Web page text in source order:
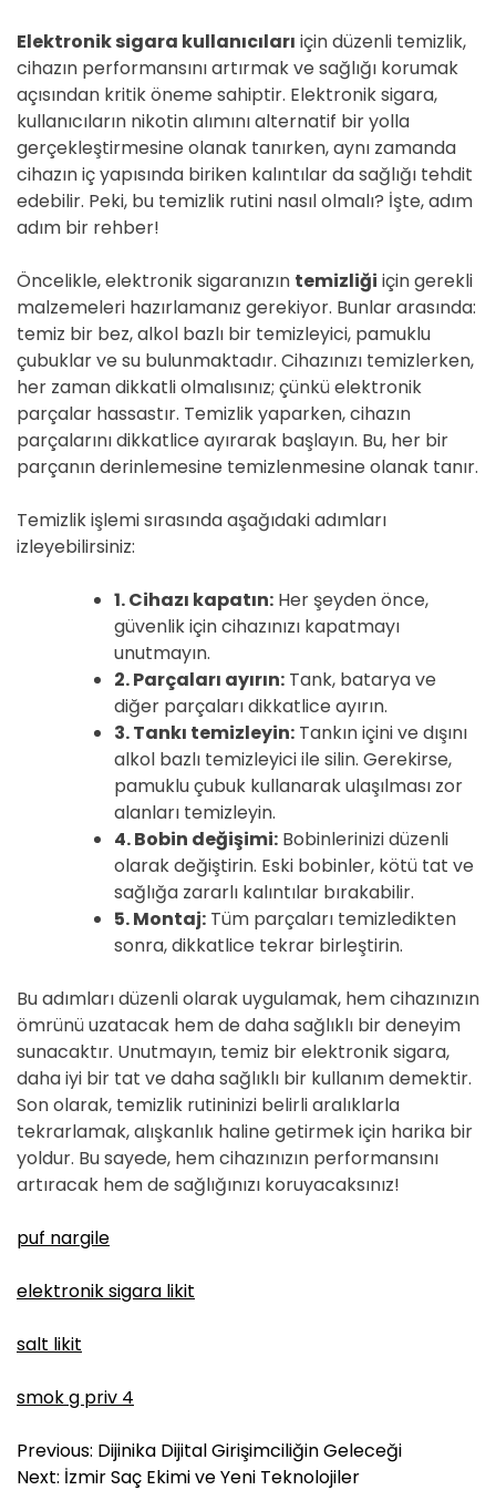
Elektronik sigara kullanıcıları için düzenli temizlik,
cihazın performansını artırmak ve sağlığı korumak
açısından kritik öneme sahiptir. Elektronik sigara,
kullanıcıların nikotin alımını alternatif bir yolla
gerçekleştirmesine olanak tanırken, aynı zamanda
cihazın iç yapısında biriken kalıntılar da sağlığı tehdit
edebilir. Peki, bu temizlik rutini nasıl olmalı? İşte, adım
adım bir rehber!
Öncelikle, elektronik sigaranızın temizliği için gerekli
malzemeleri hazırlamanız gerekiyor. Bunlar arasında:
temiz bir bez, alkol bazlı bir temizleyici, pamuklu
çubuklar ve su bulunmaktadır. Cihazınızı temizlerken,
her zaman dikkatli olmalısınız; çünkü elektronik
parçalar hassastır. Temizlik yaparken, cihazın
parçalarını dikkatlice ayırarak başlayın. Bu, her bir
parçanın derinlemesine temizlenmesine olanak tanır.
Temizlik işlemi sırasında aşağıdaki adımları
izleyebilirsiniz:
1. Cihazı kapatın: Her şeyden önce,
güvenlik için cihazınızı kapatmayı
unutmayın.
2. Parçaları ayırın: Tank, batarya ve
diğer parçaları dikkatlice ayırın.
3. Tankı temizleyin: Tankın içini ve dışını
alkol bazlı temizleyici ile silin. Gerekirse,
pamuklu çubuk kullanarak ulaşılması zor
alanları temizleyin.
4. Bobin değişimi: Bobinlerinizi düzenli
olarak değiştirin. Eski bobinler, kötü tat ve
sağlığa zararlı kalıntılar bırakabilir.
5. Montaj: Tüm parçaları temizledikten
sonra, dikkatlice tekrar birleştirin.
Bu adımları düzenli olarak uygulamak, hem cihazınızın
ömrünü uzatacak hem de daha sağlıklı bir deneyim
sunacaktır. Unutmayın, temiz bir elektronik sigara,
daha iyi bir tat ve daha sağlıklı bir kullanım demektir.
Son olarak, temizlik rutininizi belirli aralıklarla
tekrarlamak, alışkanlık haline getirmek için harika bir
yoldur. Bu sayede, hem cihazınızın performansını
artıracak hem de sağlığınızı koruyacaksınız!
puf nargile
elektronik sigara likit
salt likit
smok g priv 4
Y
a
Previous: Dijinika Dijital Girişimciliğin Geleceği
Next: İzmir Saç Ekimi ve Yeni Teknolojiler